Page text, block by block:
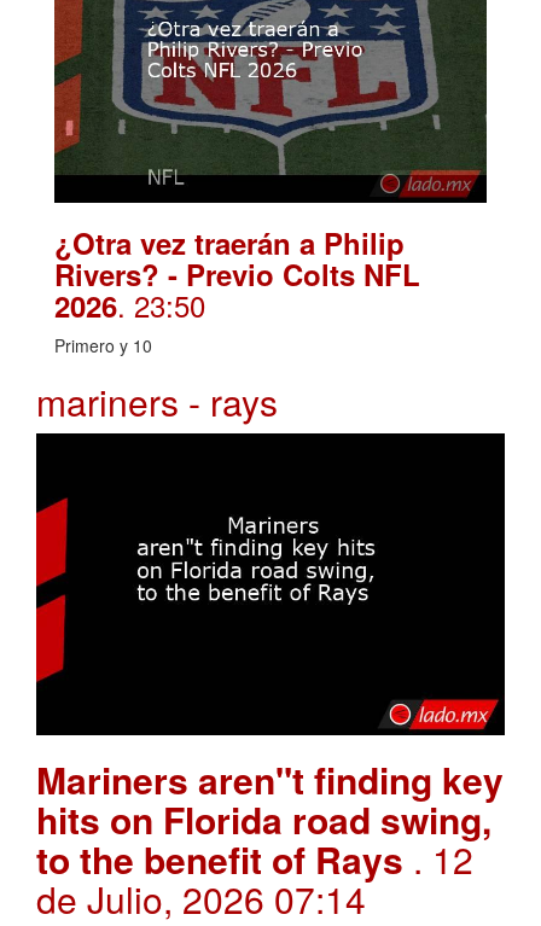
¿Otra vez traerán a Philip
Rivers? - Previo Colts NFL
2026. 23:50
Primero y 10
mariners - rays
Mariners aren"t finding key
hits on Florida road swing,
to the benefit of Rays . 12
de Julio, 2026 07:14